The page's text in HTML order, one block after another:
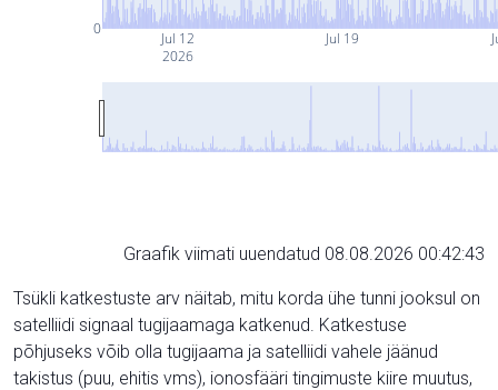
Jul 12
2026
Jul 19
0
Graafik viimati uuendatud 08.08.2026 00:42:43
Tsükli katkestuste arv näitab, mitu korda ühe tunni jooksul on
satelliidi signaal tugijaamaga katkenud. Katkestuse
põhjuseks võib olla tugijaama ja satelliidi vahele jäänud
takistus (puu, ehitis vms), ionosfääri tingimuste kiire muutus,